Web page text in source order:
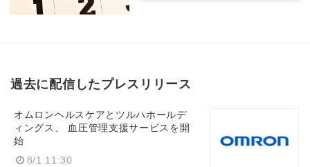
過去に配信したプレスリリース
オムロンヘルスケアとツルハホールデ
ィングス、 血圧管理支援サービスを開
始
8/1 11:30